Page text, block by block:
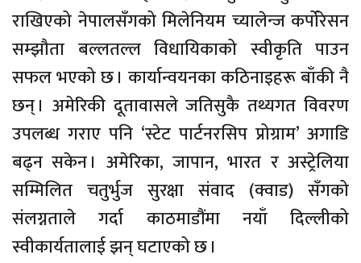
राखिएको नेपालसँगको मिलेनियम च्यालेन्ज कर्पोरेसन
सम्झौता बल्लतल्ल विधायिकाको स्वीकृति पाउन
सफल भएको छ । कार्यान्वयनका कठिनाइहरू बाँकी नै
छन् । अमेरिकी दूतावासले जतिसुकै तथ्यगत विवरण
उपलब्ध गराए पनि ‘स्टेट पार्टनरसिप प्रोग्राम’ अगाडि
बढ्न सकेन । अमेरिका, जापान, भारत र अस्ट्रेलिया
सम्मिलित चतुर्भुज सुरक्षा संवाद (क्वाड) सँगको
संलग्नताले गर्दा काठमाडौंमा नयाँ दिल्लीको
स्वीकार्यतालाई झन् घटाएको छ ।